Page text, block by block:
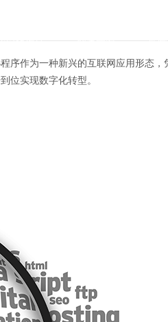
们的作品 解决方案 新
序作为一种新兴的互联网应用形态，
位实现数字化转型。